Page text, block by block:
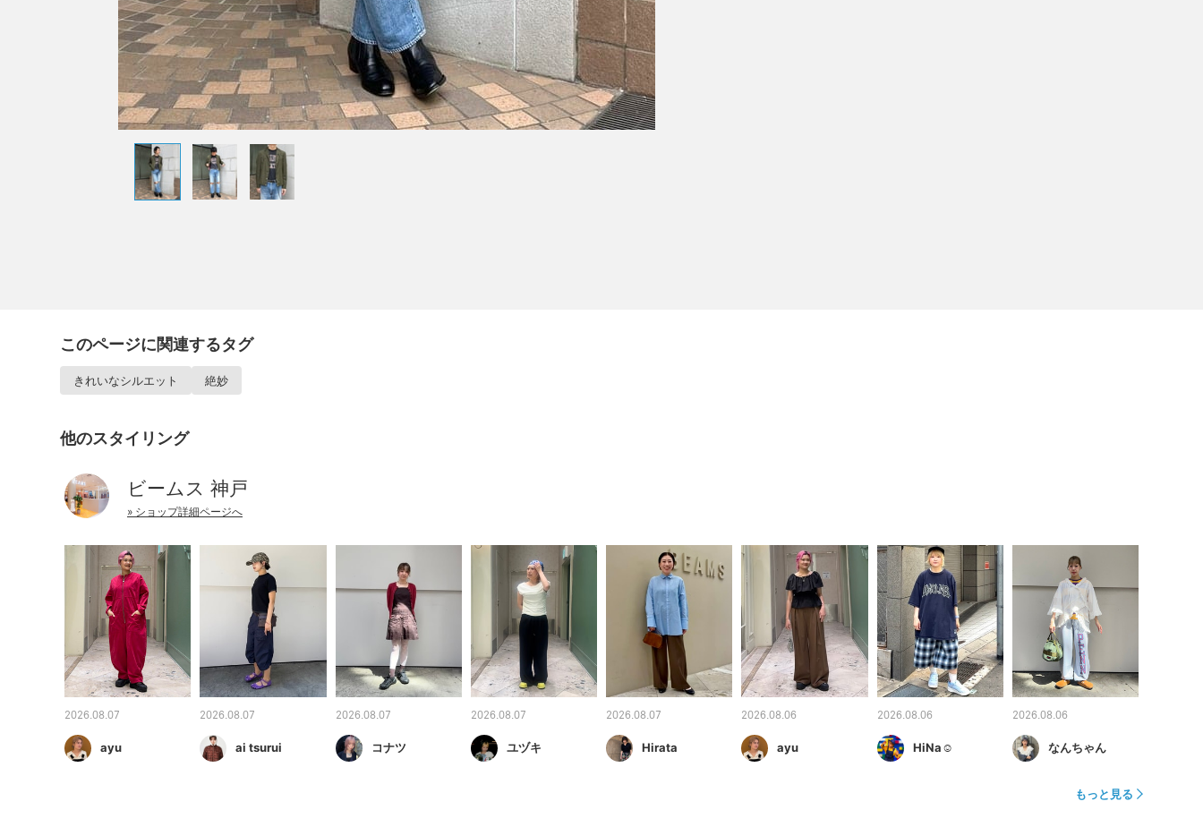
このページに関連するタグ
きれいなシルエット 絶妙
他のスタイリング
ビームス 神戸
» ショップ詳細ページへ
2026.08.07
ayu
2026.08.07
ai tsurui
2026.08.07
コナツ
2026.08.07
ユヅキ
2026.08.07
Hirata
2026.08.06
ayu
2026.08.06
HiNa☺︎
2026.08.06
なんちゃん
もっと見る